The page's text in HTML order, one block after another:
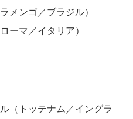
メンゴ／ブラジル）
ーマ／イタリア）
（トッテナム／イングラ